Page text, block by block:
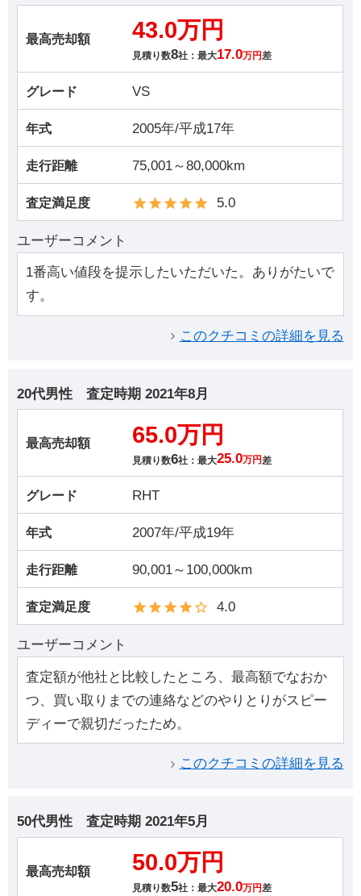
最高売却額 43.0万円
見積り数8社：最大17.0万円差
グレード VS
年式 2005年/平成17年
走行距離 75,001～80,000km
査定満足度 5.0
ユーザーコメント
1番高い値段を提示したいただいた。ありがたいで
す。
このクチコミの詳細を見る
20代男性 査定時期 2021年8月
最高売却額 65.0万円
見積り数6社：最大25.0万円 差
グレード RHT
年式 2007年/平成19年
走行距離 90,001～100,000km
査定満足度 4.0
ユーザーコメント
査定額が他社と比較したところ、最高額でなおか
つ、買い取りまでの連絡などのやりとりがスピー
ディーで親切だったため。
このクチコミの詳細を見る
50代男性 査定時期 2021年5月
最高売却額 50.0万円
見積り数5社：最大20.0万円差